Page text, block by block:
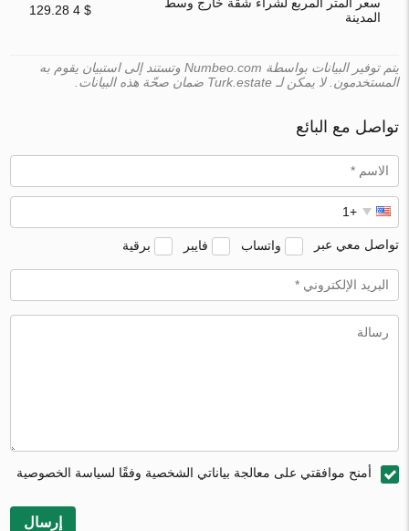
المدينة
$ 4 129.28
يتم توفير البيانات بواسطة Numbeo.com وتستند إلى استبيان يقوم به
المستخدمون. لا يمكن لـ Turk.estate ضمان صحّة هذه البيانات.
تواصل مع البائع
تواصل معي عبر واتساب فايبر برقية
أمنح موافقتي على معالجة بياناتي الشخصية وفقًا لسياسة الخصوصية
إرسال